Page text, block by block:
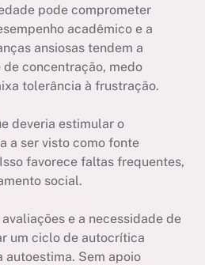
pode comprometer
acadêmico e a
ansiosas tendem a
concentração, medo
tolerância à frustração.
deveria estimular o
a ser visto como fonte
favorece faltas frequentes,
social.
e a necessidade de
um ciclo de autocrítica
autoestima. Sem apoio